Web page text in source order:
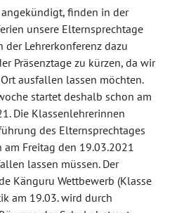
angekündigt, finden in der
unsere Elternsprechtage
der Lehrerkonferenz dazu
Präsenztage zu kürzen, da wir
ausfallen lassen möchten.
startet deshalb schon am
Die Klassenlehrerinnen
des Elternsprechtages
Freitag den 19.03.2021
lassen müssen. Der
Känguru Wettbewerb (Klasse
am 19.03. wird durch